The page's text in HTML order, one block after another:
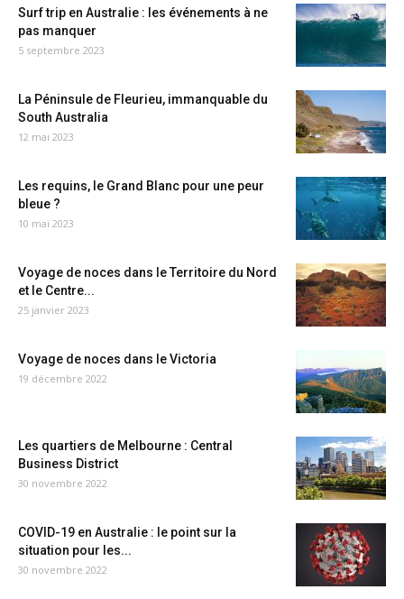
Surf trip en Australie : les événements à ne
pas manquer
5 septembre 2023
La Péninsule de Fleurieu, immanquable du
South Australia
12 mai 2023
Les requins, le Grand Blanc pour une peur
bleue ?
10 mai 2023
Voyage de noces dans le Territoire du Nord
et le Centre...
25 janvier 2023
Voyage de noces dans le Victoria
19 décembre 2022
Les quartiers de Melbourne : Central
Business District
30 novembre 2022
COVID-19 en Australie : le point sur la
situation pour les...
30 novembre 2022